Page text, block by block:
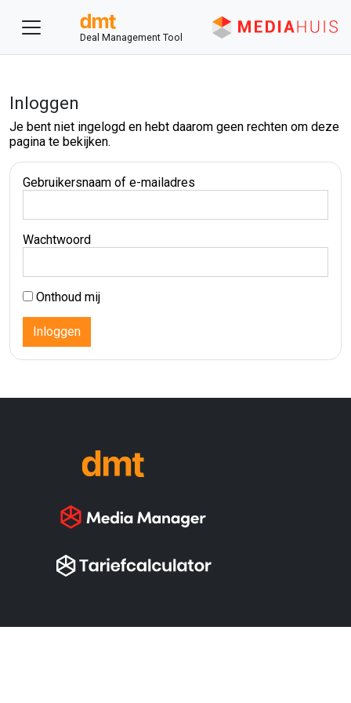
Deal Management Tool
Inloggen
Je bent niet ingelogd en hebt daarom geen rechten om deze
pagina te bekijken.
Gebruikersnaam of e-mailadres
Wachtwoord
Onthoud mij